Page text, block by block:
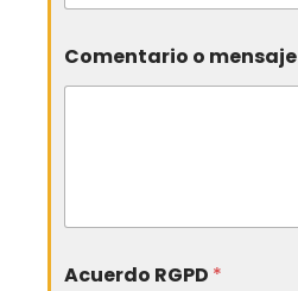
Comentario o mensaje
Acuerdo RGPD *